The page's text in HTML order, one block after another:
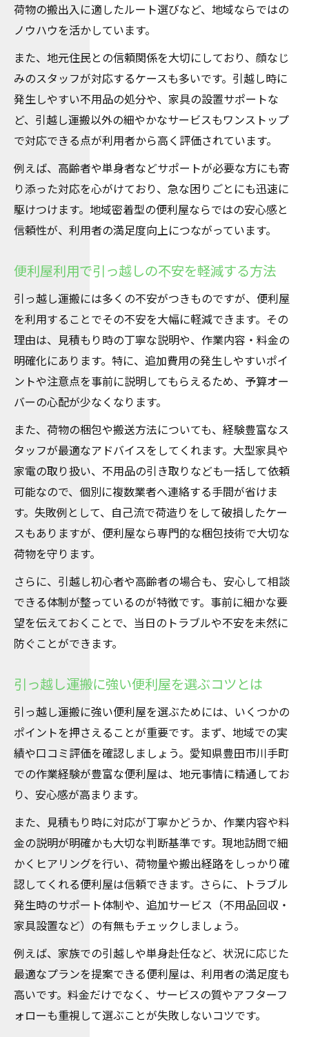
引っ越し運搬と不用品処分を同時に依頼す
るメリット
丁寧な梱包対応ができる便利屋の特徴
便利屋利用で不用品もスムーズに片付ける
方法
地域密着型便利屋が叶える満足度の高い引っ越
し運搬
地域で選ばれる便利屋の引っ越し運搬サー
ビス
地元に詳しい便利屋ならではの細やかな配
慮
の声
地域密着便利屋が実現する安心のサポート
体制
便利屋ならではのきめ細やかな引っ越し対
応
初めてでも安心な便利屋引っ越し運搬の流れを
紹介
初めての方も安心の便利屋引っ越し準備ガ
イド
便利屋に依頼する際の申し込みから作業完
了まで
見積もりから作業当日までの便利屋の流れ
便利屋の引っ越し運搬サービスの全体像と
初心者でも分かりやすい便利屋引っ越しの
手順
荷物の搬出入に適したルート選びなど、地域ならではの
ノウハウを活かしています。
また、地元住民との信頼関係を大切にしており、顔なじ
みのスタッフが対応するケースも多いです。引越し時に
発生しやすい不用品の処分や、家具の設置サポートな
ど、引越し運搬以外の細やかなサービスもワンストップ
で対応できる点が利用者から高く評価されています。
例えば、高齢者や単身者などサポートが必要な方にも寄
り添った対応を心がけており、急な困りごとにも迅速に
駆けつけます。地域密着型の便利屋ならではの安心感と
信頼性が、利用者の満足度向上につながっています。
便利屋利用で引っ越しの不安を軽減する方法
引っ越し運搬には多くの不安がつきものですが、便利屋
を利用することでその不安を大幅に軽減できます。その
理由は、見積もり時の丁寧な説明や、作業内容・料金の
明確化にあります。特に、追加費用の発生しやすいポイ
ントや注意点を事前に説明してもらえるため、予算オー
バーの心配が少なくなります。
また、荷物の梱包や搬送方法についても、経験豊富なス
タッフが最適なアドバイスをしてくれます。大型家具や
家電の取り扱い、不用品の引き取りなども一括して依頼
可能なので、個別に複数業者へ連絡する手間が省けま
す。失敗例として、自己流で荷造りをして破損したケー
スもありますが、便利屋なら専門的な梱包技術で大切な
荷物を守ります。
さらに、引越し初心者や高齢者の場合も、安心して相談
できる体制が整っているのが特徴です。事前に細かな要
望を伝えておくことで、当日のトラブルや不安を未然に
防ぐことができます。
引っ越し運搬に強い便利屋を選ぶコツとは
引っ越し運搬に強い便利屋を選ぶためには、いくつかの
ポイントを押さえることが重要です。まず、地域での実
績や口コミ評価を確認しましょう。愛知県豊田市川手町
での作業経験が豊富な便利屋は、地元事情に精通してお
り、安心感が高まります。
また、見積もり時に対応が丁寧かどうか、作業内容や料
金の説明が明確かも大切な判断基準です。現地訪問で細
かくヒアリングを行い、荷物量や搬出経路をしっかり確
認してくれる便利屋は信頼できます。さらに、トラブル
発生時のサポート体制や、追加サービス（不用品回収・
家具設置など）の有無もチェックしましょう。
例えば、家族での引越しや単身赴任など、状況に応じた
最適なプランを提案できる便利屋は、利用者の満足度も
高いです。料金だけでなく、サービスの質やアフターフ
ォローも重視して選ぶことが失敗しないコツです。